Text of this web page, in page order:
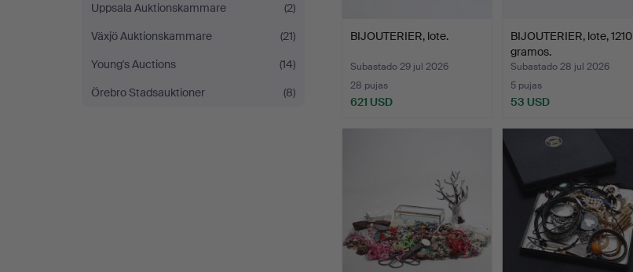
Uppsala Auktionskammare
(2)
Växjö Auktionskammare
(21)
Young's Auctions
(14)
Örebro Stadsauktioner
(8)
BIJOUTERIER, lote.
Subastado 29 jul 2026
28 pujas
621 USD
BIJOUTERIER, lote, 1210
gramos.
Subastado 28 jul 2026
5 pujas
53 USD